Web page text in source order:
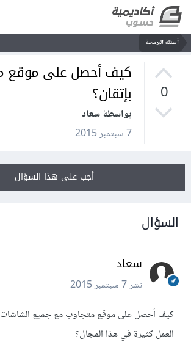
أسئلة البرمجة
0
كيف أحصل على موقع
بإتقان؟
بواسطة سعاد
7 سبتمبر 2015
أجب على هذا السؤال
السؤال
سعاد
نشر7 سبتمبر 2015
كيف أحصل على موقع متجاوب مع جميع الشاشات،
العمل كثيرة في هذا المجال؟